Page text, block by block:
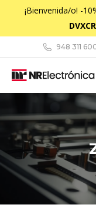
¡Bienvenida/o! -
948 311